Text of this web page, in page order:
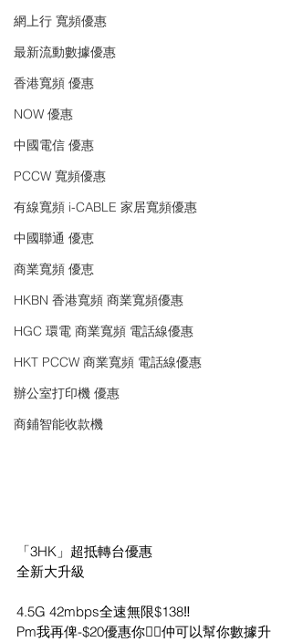
網上行 寬頻優惠
最新流動數據優惠
香港寬頻 優惠
NOW 優惠
中國電信 優惠
PCCW 寬頻優惠
有線寬頻 i-CABLE 家居寬頻優惠
中國聯通 優恵
商業寬頻 優恵
HKBN 香港寬頻 商業寬頻優惠
HGC 環電 商業寬頻 電話線優惠
HKT PCCW 商業寬頻 電話線優惠
辦公室打印機 優惠
商鋪智能收款機
「3HK」超抵轉台優惠
全新大升級
4.5G 42mbps全速無限$138‼️
Pm我再俾-$20優惠你✌🏻仲可以幫你數據升